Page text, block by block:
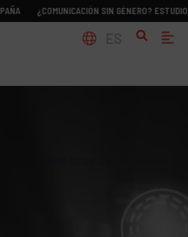
¿COMUNICACIÓN SIN GÉNERO? ESTUDIO SOBRE